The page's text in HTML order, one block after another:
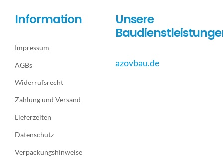
Information
Impressum
AGBs
Widerrufsrecht
Zahlung und Versand
Lieferzeiten
Datenschutz
Verpackungshinweise
Unsere
azovbau.de